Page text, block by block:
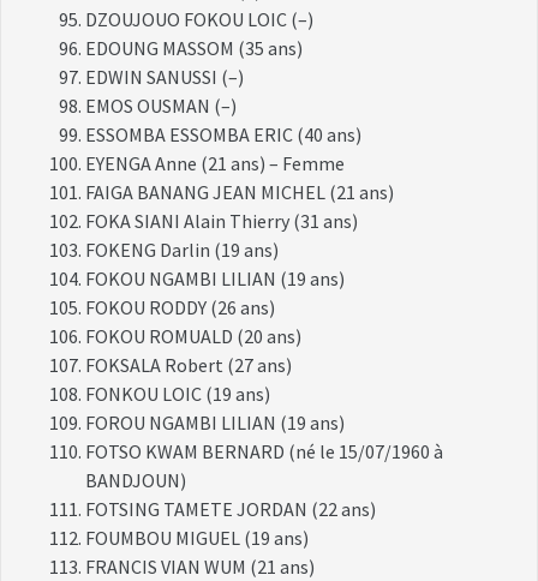
DZOUJOUO FOKOU LOIC (–)
EDOUNG MASSOM (35 ans)
EDWIN SANUSSI (–)
EMOS OUSMAN (–)
ESSOMBA ESSOMBA ERIC (40 ans)
EYENGA Anne (21 ans) – Femme
FAIGA BANANG JEAN MICHEL (21 ans)
FOKA SIANI Alain Thierry (31 ans)
FOKENG Darlin (19 ans)
FOKOU NGAMBI LILIAN (19 ans)
FOKOU RODDY (26 ans)
FOKOU ROMUALD (20 ans)
FOKSALA Robert (27 ans)
FONKOU LOIC (19 ans)
FOROU NGAMBI LILIAN (19 ans)
FOTSO KWAM BERNARD (né le 15/07/1960 à
BANDJOUN)
FOTSING TAMETE JORDAN (22 ans)
FOUMBOU MIGUEL (19 ans)
FRANCIS VIAN WUM (21 ans)